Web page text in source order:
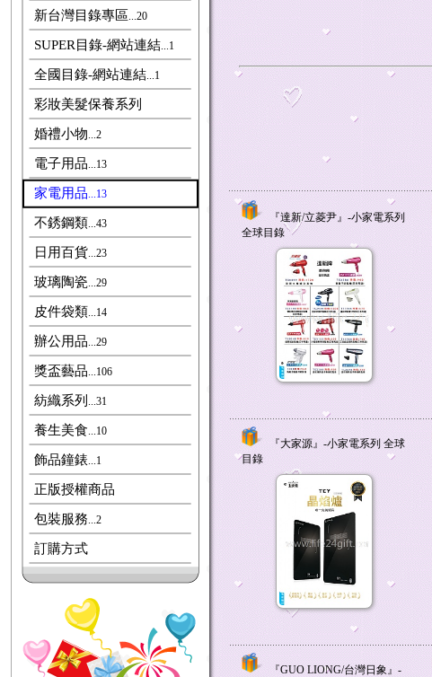
新台灣目錄專區...20
SUPER目錄-網站連結...1
全國目錄-網站連結...1
彩妝美髮保養系列
婚禮小物...2
電子用品...13
家電用品...13
不銹鋼類...43
日用百貨...23
玻璃陶瓷...29
皮件袋類...14
辦公用品...29
獎盃藝品...106
紡織系列 ...31
養生美食...10
飾品鐘錶...1
正版授權商品
包裝服務...2
訂購方式
『達新/立菱尹』-小家電系列
全球目錄
『大家源』-小家電系列 全球
目錄
『GUO LIONG/台灣日象』-